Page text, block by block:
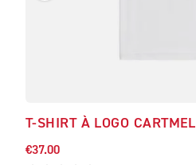
T-SHIRT À LOGO CARTMEL
€37.00